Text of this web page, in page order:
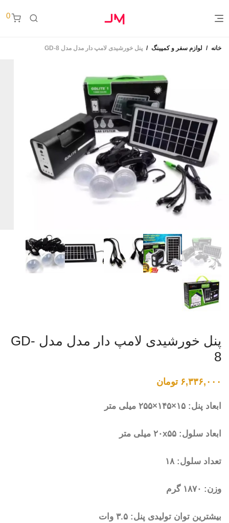
0
خانه / لوازم سفر و کمپینگ / پنل خورشیدی لامپ دار مدل مدل GD-8
پنل خورشیدی لامپ دار مدل مدل GD-
8
۶,۳۳۶,۰۰۰ تومان
ابعاد پنل: ۱۵×۱۴۵×۲۵۵ میلی متر
ابعاد سلول: ۲۰x۵۵ میلی متر
تعداد سلول: ۱۸
وزن: ۱۸۷۰ گرم
بیشترین توان تولیدی پنل: ۳.۵ وات